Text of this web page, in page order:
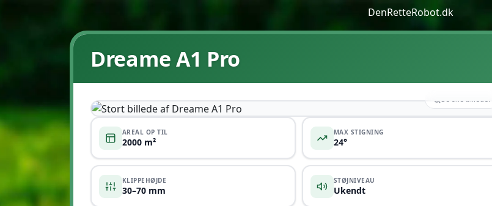
DenRetteRobot.dk
Dreame A1 Pro
Se alle billeder
AREAL OP TIL
2000 m²
MAX STIGNING
24°
KLIPPEHØJDE
30–70 mm
STØJNIVEAU
Ukendt